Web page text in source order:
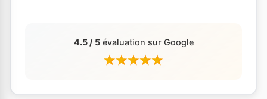
4.5 / 5évaluation sur Google